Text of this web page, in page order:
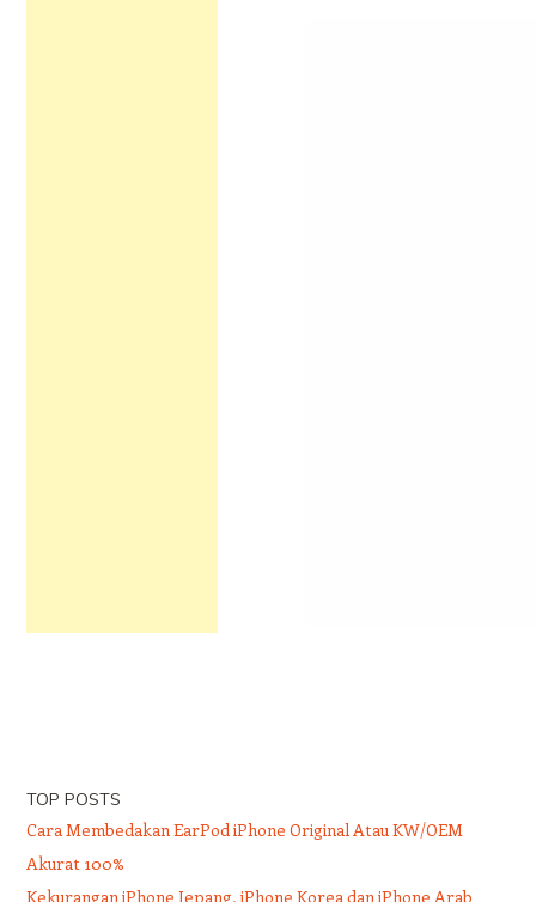
TOP POSTS
Cara Membedakan EarPod iPhone Original Atau KW/OEM
Akurat 100%
Kekurangan iPhone Jepang, iPhone Korea dan iPhone Arab